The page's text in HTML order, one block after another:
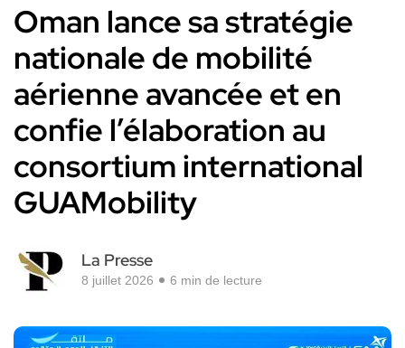
Oman lance sa stratégie
nationale de mobilité
aérienne avancée et en
confie l’élaboration au
consortium international
GUAMobility
La Presse
8 juillet 2026 6 min de lecture